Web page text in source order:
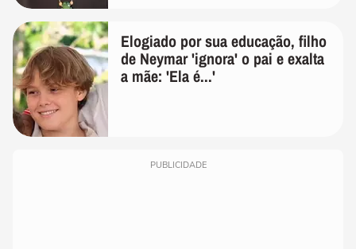
Elogiado por sua educação, filho
de Neymar 'ignora' o pai e exalta
a mãe: 'Ela é...'
PUBLICIDADE